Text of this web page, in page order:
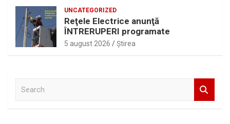
UNCATEGORIZED
Reţele Electrice anunţă
ÎNTRERUPERI programate
5 august 2026 Ştirea